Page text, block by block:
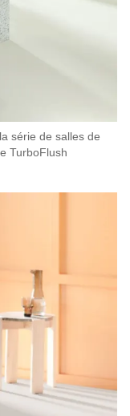
série de salles de
TurboFlush